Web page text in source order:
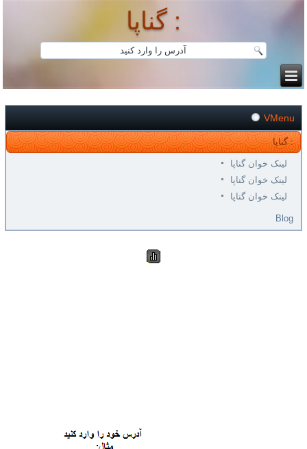
گناپا :
VMenu
گناپا :
لینک خوان گناپا
لینک خوان گناپا
لینک خوان گناپا
Blog